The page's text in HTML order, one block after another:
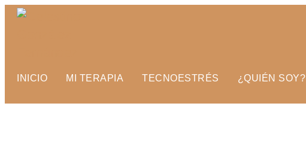
INICIO MI TERAPIA TECNOESTRÉS ¿QUIÉN SOY?